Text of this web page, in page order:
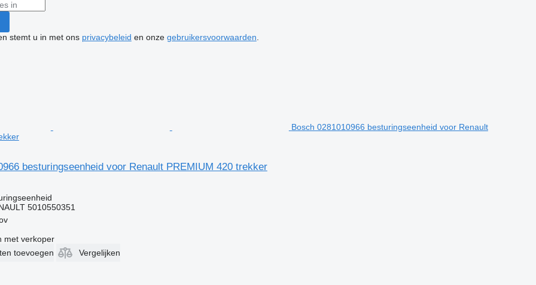
stemt u in met ons privacybeleid en onze gebruikersvoorwaarden
Bosch 0281010966 besturingseenheid voor Renault
besturingseenheid voor Renault PREMIUM 420 trekker
5010550351
met verkoper
toevoegen
Vergelijken